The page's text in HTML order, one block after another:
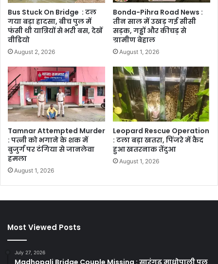
Bus Stuck On Bridge : टल
गया बड़ा हादसा, बीच पुल में
फंसी थी यात्रियों से भरी बस, देखें
वीडियो
August 2, 2026
Bonda-Pihra Road News :
तीन साल में उखड़ गई सीसी
सड़क, गड्ढों और कीचड़ से
ग्रामीण बेहाल
August 1, 2026
Tamnar Attempted Murder
: पत्नी को भगाने के शक में
बुजुर्ग पर टंगिया से जानलेवा
हमला
August 1, 2026
Leopard Rescue Operation
: टला बड़ा खतरा, पिंजरे में कैद
हुआ खतरनाक तेंदुआ
August 1, 2026
Most Viewed Posts
July 27, 2026
Madhopali Bridge Couple Missing : सारंगढ़ माधोपाली पुल